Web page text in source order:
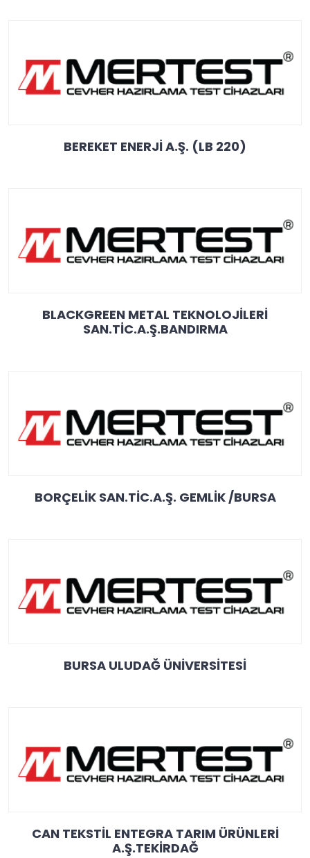
BEREKET ENERJİ A.Ş. (LB 220)
BLACKGREEN METAL TEKNOLOJİLERİ
SAN.TİC.A.Ş.BANDIRMA
BORÇELİK SAN.TİC.A.Ş. GEMLİK /BURSA
BURSA ULUDAĞ ÜNİVERSİTESİ
CAN TEKSTİL ENTEGRA TARIM ÜRÜNLERİ
A.Ş.TEKİRDAĞ